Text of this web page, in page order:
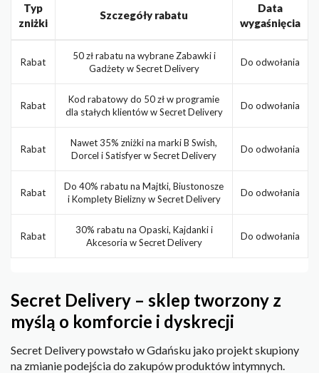
Typ
zniżki
Szczegóły rabatu
Data
wygaśnięcia
Rabat
50 zł rabatu na wybrane Zabawki i
Gadżety w Secret Delivery
Do odwołania
Rabat
Kod rabatowy do 50 zł w programie
dla stałych klientów w Secret Delivery
Do odwołania
Rabat
Nawet 35% zniżki na marki B Swish,
Dorcel i Satisfyer w Secret Delivery
Do odwołania
Rabat
Do 40% rabatu na Majtki, Biustonosze
i Komplety Bielizny w Secret Delivery
Do odwołania
Rabat
30% rabatu na Opaski, Kajdanki i
Akcesoria w Secret Delivery
Do odwołania
Secret Delivery – sklep tworzony z
myślą o komforcie i dyskrecji
Secret Delivery powstało w Gdańsku jako projekt skupiony
na zmianie podejścia do zakupów produktów intymnych.